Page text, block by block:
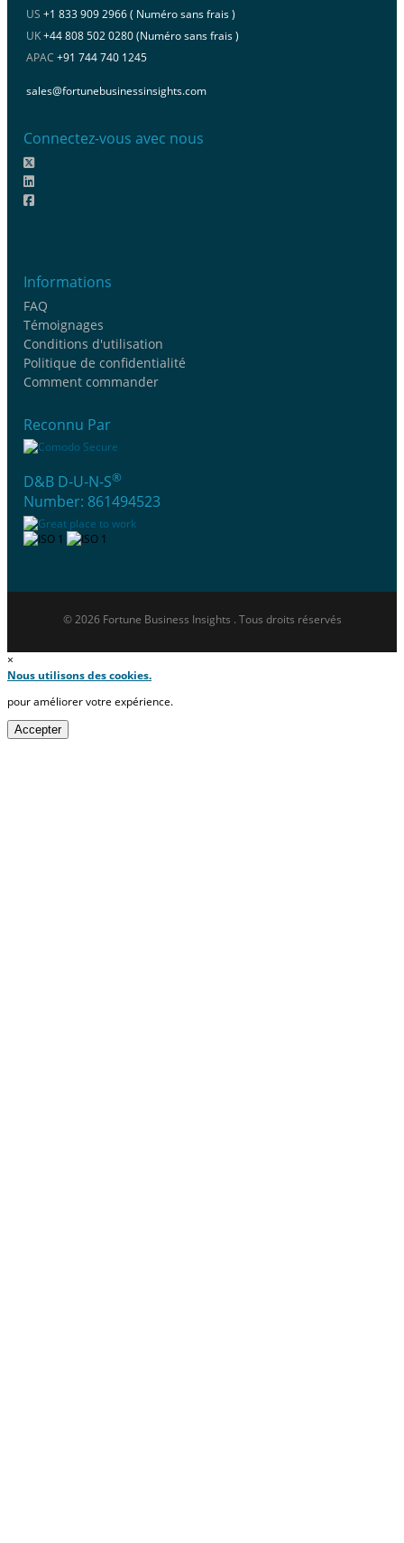
US +1 833 909 2966 ( Numéro sans frais )
UK+44 808 502 0280 (Numéro sans frais )
APAC +91 744 740 1245
sales@fortunebusinessinsights.com
Connectez-vous avec nous
Informations
FAQ
Témoignages
Conditions d'utilisation
Politique de confidentialité
Comment commander
Reconnu Par
D&B D-U-N-S®
Number: 861494523
© 2026 Fortune Business Insights . Tous droits réservés
×
Nous utilisons des cookies.
pour améliorer votre expérience.
Accepter